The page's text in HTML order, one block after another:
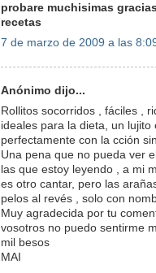
probare muchisimas
recetas
7 de marzo de 2009 a las
Anónimo dijo...
Rollitos socorridos , fáciles ,
ideales para la dieta, un
perfectamente con la cción
Una pena que no pueda ver
las que estoy leyendo , a mi
es otro cantar, pero las
pelos al revés , solo con
Muy agradecida por tu
vosotros no puedo sentirme
mil besos
MAI